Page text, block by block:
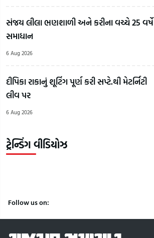
સંજય લીલા ભણશાળી અને કરીના વચ્ચે 25 વર્ષે
સમાધાન
6 Aug 2026
દીપિકા રાકાનું શૂટિંગ પૂર્ણ કરી સપ્ટે.થી મેટર્નિટી
લીવ પર
6 Aug 2026
ટ્રેન્ડિંગ વીડિયોઝ
Gandhi's
Favourite
BJP
Leader:
ગાંધીના
ફેવરિટ
નેતા કોણ?
Samacha
7
અલમોડાના
રવિ ટમ્ટાએ
ઈલેક્ટ્રિક
Follow us on: